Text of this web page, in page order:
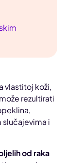
vlastitoj koži,
rezultirati
slučajevima i
od raka